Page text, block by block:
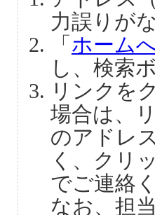
力誤りが
「 ホーム
し、検索
リンクを
場合は、
のアドレ
く、クリ
でご連絡
なお、担